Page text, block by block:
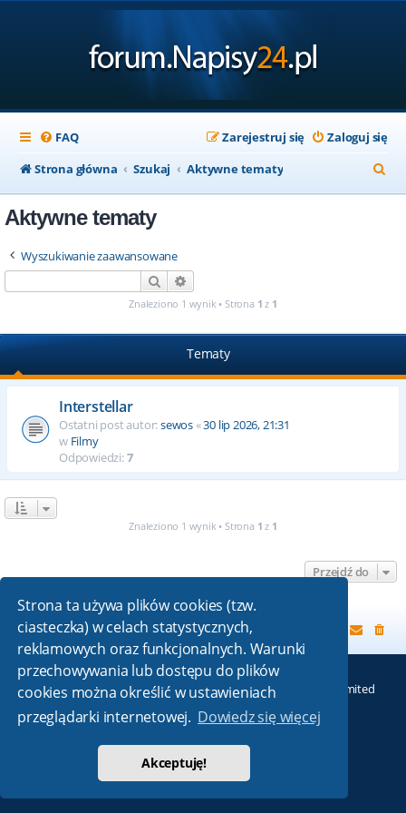
Strona ta używa plików cookies (tzw.
ciasteczka) w celach statystycznych,
reklamowych oraz funkcjonalnych. Warunki
przechowywania lub dostępu do plików
cookies można określić w ustawieniach
przeglądarki internetowej. Dowiedz się więcej
Akceptuję!
FAQ Zaloguj się
Zarejestruj się
Strona główna
Szukaj Aktywne tematy
z
Aktywne tematy
Wyszukiwanie zaawansowane
Szukaj
Znaleziono 1 wynik • Strona 1 z 1
Tematy
Interstellar
Ostatni post autor:sewos«30 lip 2026, 21:31
w Filmy
Odpowiedzi:7
Znaleziono 1 wynik • Strona 1 z 1
Przejdź do
Strona główna
Technologię dostarczaphpBB® Forum Software © phpBB Limited
Absolution style by
Premium phpBB Styles
Polski pakiet językowy dostarcza
Zasady ochrony danych osobowych